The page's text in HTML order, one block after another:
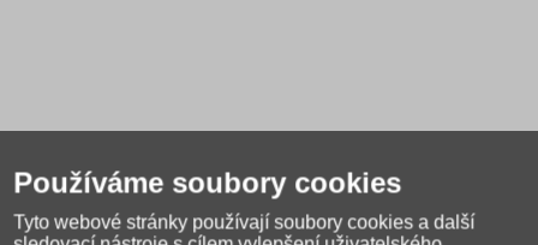
Používáme soubory cookies
Tyto webové stránky používají soubory cookies a další